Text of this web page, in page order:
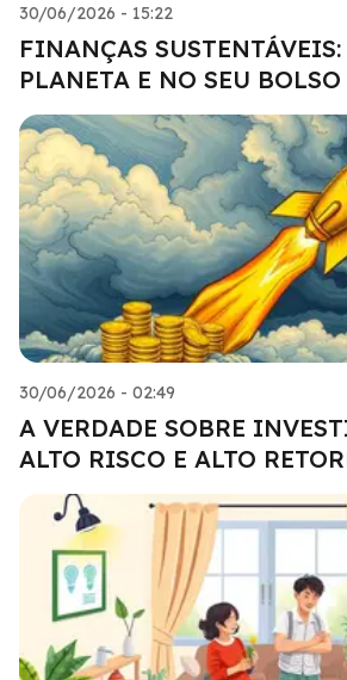
30/06/2026 - 15:22
FINANÇAS
PLANETA E NO SEU BOLSO
30/06/2026 - 02:49
A VERDADE SOBRE
ALTO RISCO E ALTO